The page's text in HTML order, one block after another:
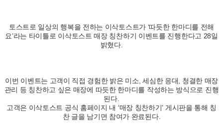
토스트로 일상의 행복을 전하는 이삭토스트가 ‘따듯한 한마디를 전해
요’라는 타이틀로 이삭토스트 매장 칭찬하기 이벤트를 진행한다고 28일
밝혔다.
이번 이벤트는 고객이 직접 경험한 밝은 미소, 세심한 응대, 청결한 매장
관리 등 칭찬하고 싶은 매장에 따듯한 한마디를 작성하는 방식으로 진행
된다.
고객은 이삭토스트 공식 홈페이지 내 ‘매장 칭찬하기’ 게시판을 통해 칭
찬 글을 남기면 참여가 완료된다.